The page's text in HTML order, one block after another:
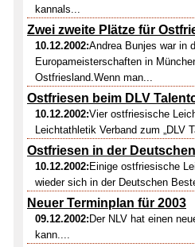
kannals...
Zwei zweite Plätze für
10.12.2002:Andrea Bunjes war in
Europameisterschaften in
Ostfriesland.Wenn man...
Ostfriesen beim DLV
10.12.2002:Vier ostfriesische
Leichtathletik Verband zum „DLV
Ostfriesen in der
10.12.2002: Einige ostfriesische
wieder sich in der Deutschen
Neuer Terminplan für 2003
09.12.2002: Der NLV hat einen
kann....